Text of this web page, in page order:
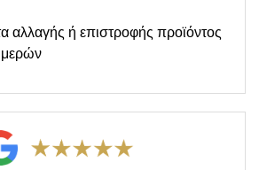
αλλαγής ή επιστροφής προϊόντος